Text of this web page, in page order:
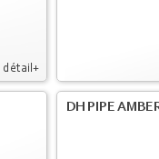
détail+
DH PIPE